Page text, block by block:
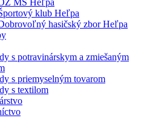
MŠ Heľpa
klub Heľpa
hasičský zbor Heľpa
s potravinárskym a zmiešaným
s priemyselným tovarom
s textilom